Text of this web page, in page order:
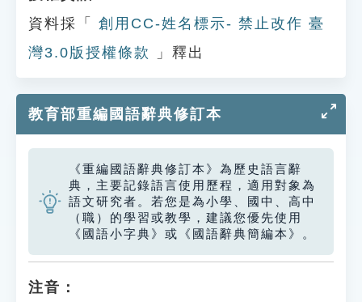
資料採「
創用CC-姓名標示- 禁止改作 臺
灣3.0版授權條款
」釋出
教育部重編國語辭典修訂本
《重編國語辭典修訂本》為歷史語言辭
典，主要記錄語言使用歷程，適用對象為
語文研究者。若您是為小學、國中、高中
（職）的學習或教學，建議您優先使用
《國語小字典》或《國語辭典簡編本》。
注音：